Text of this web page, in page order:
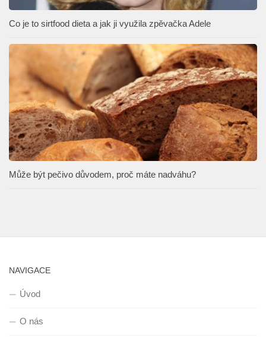
Co je to sirtfood dieta a jak ji využila zpěvačka Adele
Může být pečivo důvodem, proč máte nadváhu?
NAVIGACE
Úvod
O nás